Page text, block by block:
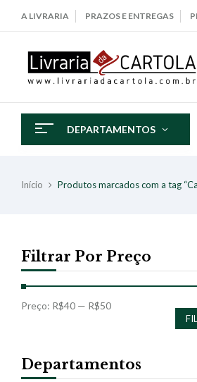
A LIVRARIA PRAZOS E ENTREGAS
DEPARTAMENTOS
Início Produtos marcados com a tag
Filtrar Por Preço
Preço: R$40 — R$50
Departamentos